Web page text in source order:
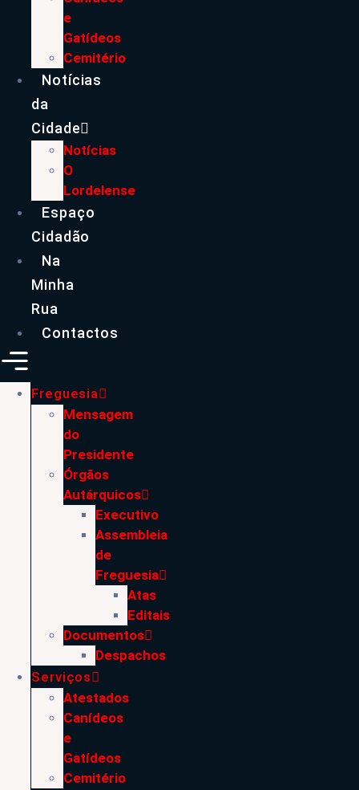
e
Gatídeos
Cemitério
Notícias
da
Cidade
Notícias
O
Lordelense
Espaço
Cidadão
Na
Minha
Rua
Contactos
Freguesia
Mensagem
do
Presidente
Órgãos
Autárquicos
Executivo
Assembleia
de
Freguesia
Atas
Editais
Documentos
Despachos
Serviços
Atestados
Canídeos
e
Gatídeos
Cemitério